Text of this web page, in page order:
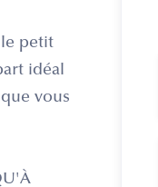
le petit
idéal
vous